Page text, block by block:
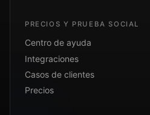
PRECIOS Y PRUEBA SOCIAL
Centro de ayuda
Integraciones
Casos de clientes
Precios